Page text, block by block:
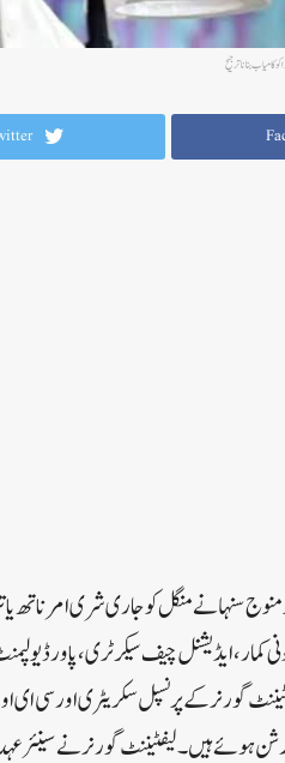
کامیاب بنانا ترجیح
سنہا نے منگل کو جاری شری امرناتھ
کمار، ایڈیشنل چیف سیکرٹری، پاور
گورنر کے پرنسپل سکریٹری اور سی ای
کے درشن ہوئے ہیں۔لیفٹیننٹ گورنر نے